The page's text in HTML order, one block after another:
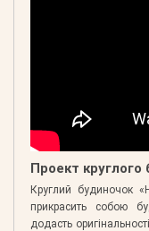
Проект
Круглий будиночок
прикрасить собою
додасть